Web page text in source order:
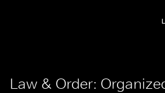
Law & Order: